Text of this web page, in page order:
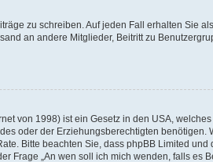
zu schreiben. Auf jeden Fall erhalten Sie
an andere Mitglieder, Beitritt zu
von 1998) ist ein Gesetz in den USA,
oder der Erziehungsberechtigten benötigen.
Bitte beachten Sie, dass phpBB Limited und
Frage „An wen soll ich mich wenden, falls es